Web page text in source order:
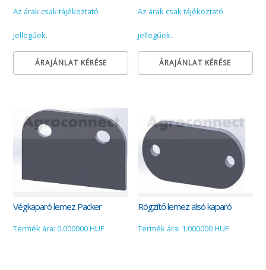
Az árak csak tájékoztató
jellegűek.
ÁRAJÁNLAT KÉRÉSE
Az árak csak tájékoztató
jellegűek.
ÁRAJÁNLAT KÉRÉSE
Végkaparó lemez Packer
Termék ára: 0.000000 HUF
Rögzítő lemez alsó kaparó
Termék ára: 1.000000 HUF